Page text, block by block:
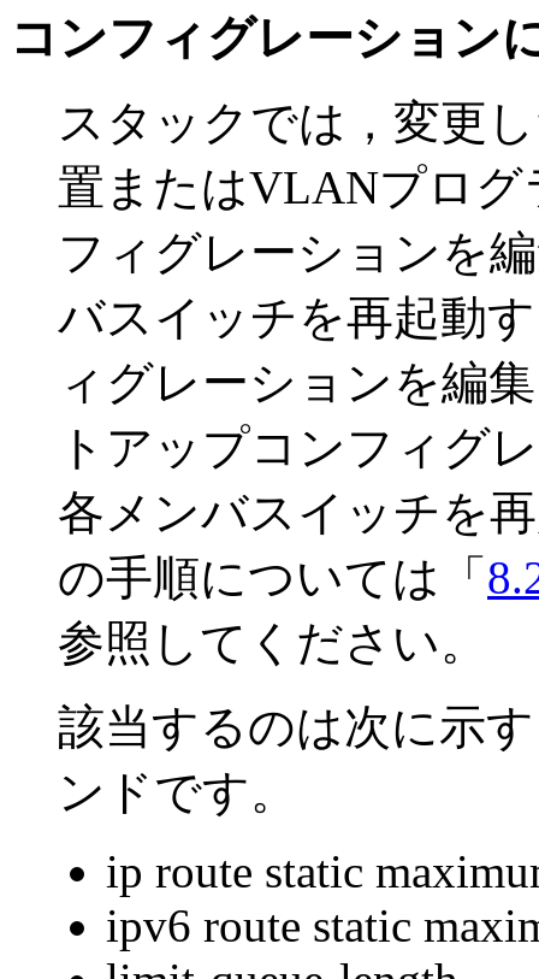
コンフィグレーション
スタックでは，変更
置またはVLANプロ
フィグレーションを
バスイッチを再起動
ィグレーションを編
トアップコンフィグ
各メンバスイッチを
の手順については「
参照してください。
該当するのは次に示
ンドです。
ip route static
ipv6 route static